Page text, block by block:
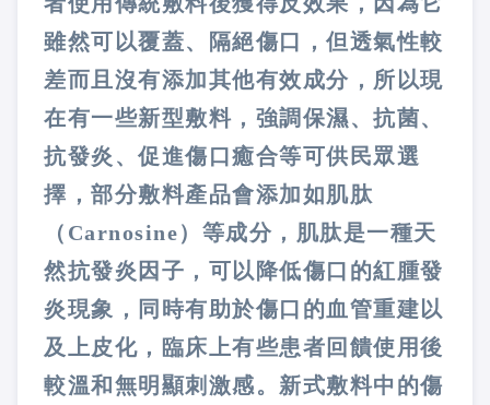
雖然可以覆蓋、隔絕傷口，但透氣性較
差而且沒有添加其他有效成分，所以現
在有一些新型敷料，強調保濕、抗菌、
抗發炎、促進傷口癒合等可供民眾選
擇，部分敷料產品會添加如肌肽
（Carnosine）等成分，肌肽是一種天
然抗發炎因子，可以降低傷口的紅腫發
炎現象，同時有助於傷口的血管重建以
及上皮化，臨床上有些患者回饋使用後
較溫和無明顯刺激感。新式敷料中的傷